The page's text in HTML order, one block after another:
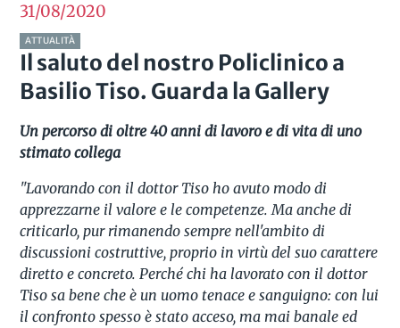
31/082020
ATTUALITÀ
Il saluto del nostro Policlinico a
Basilio Tiso. Guarda la Gallery
Un percorso di oltre 40 anni di lavoro e di vita di uno
stimato collega
"Lavorando con il dottor Tiso ho avuto modo di
apprezzarne il valore e le competenze. Ma anche di
criticarlo, pur rimanendo sempre nell'ambito di
discussioni costruttive, proprio in virtù del suo carattere
diretto e concreto. Perché chi ha lavorato con il dottor
Tiso sa bene che è un uomo tenace e sanguigno: con lui
il confronto spesso è stato acceso, ma mai banale ed